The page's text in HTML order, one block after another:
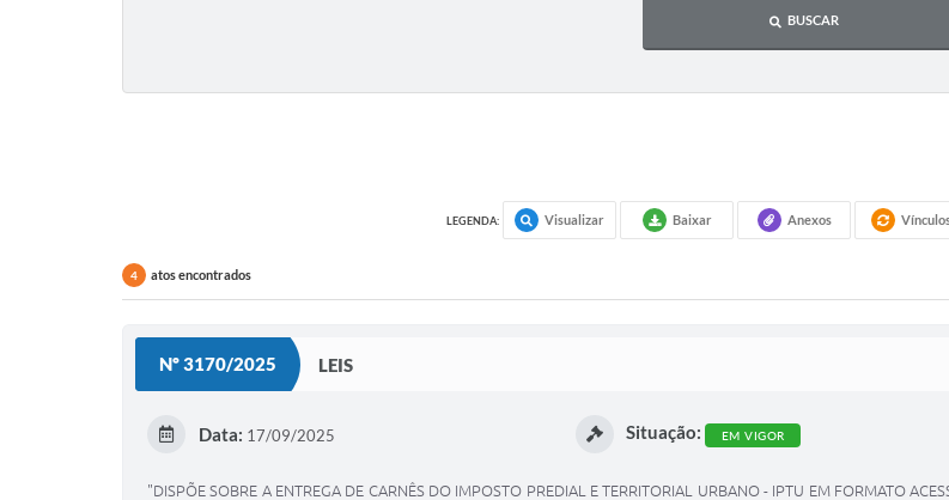
BUSCAR
LEGENDA: Visualizar Baixar Anexos
4 atos encontrados
Nº 3170/2025 LEIS
Data: 17/09/2025 Situação: EM VIGOR
"DISPÕE SOBRE A ENTREGA DE CARNÊS DO IMPOSTO PREDIAL E TERRITORIAL URBANO - IPTU EM FORMATO